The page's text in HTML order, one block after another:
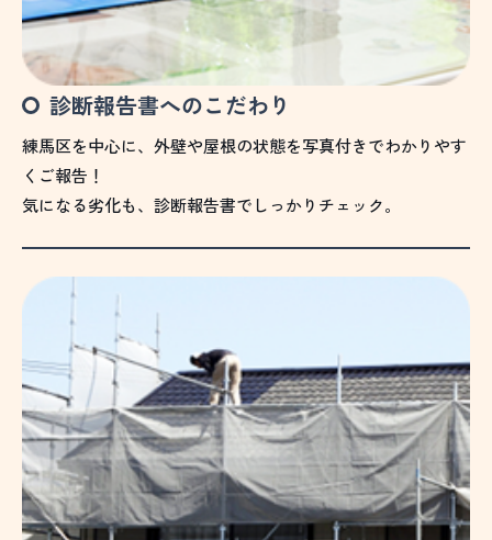
診断報告書へのこだわり
練馬区を中心に、外壁や屋根の状態を写真付きでわかりやす
くご報告！
気になる劣化も、診断報告書でしっかりチェック。